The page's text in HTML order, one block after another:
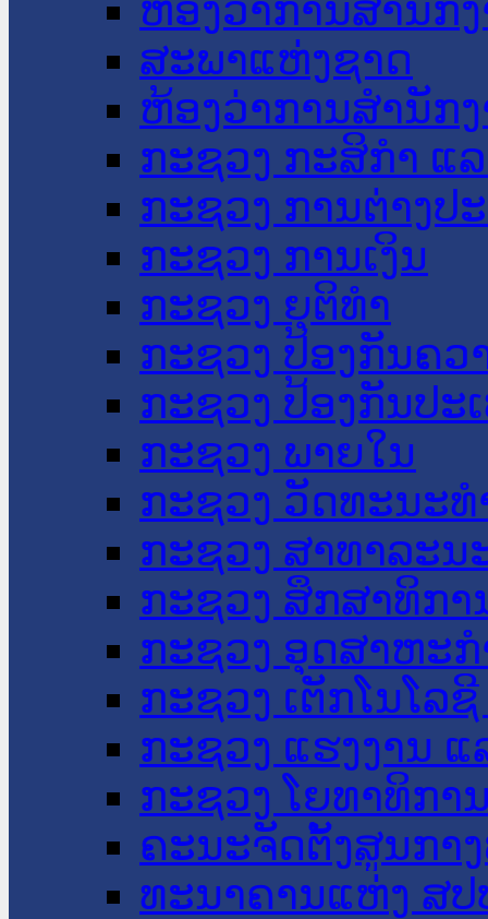
ຫ້ອງວ່າການສໍານັກ
ສະພາແຫ່ງຊາດ
ຫ້ອງວ່າການສຳນັກ
ກະຊວງ ກະສິກຳ ແ
ກະຊວງ ການຕ່າງປ
ກະຊວງ ການເງິນ
ກະຊວງ ຍຸຕິທໍາ
ກະຊວງ ປ້ອງກັນຄວ
ກະຊວງ ປ້ອງກັນປະ
ກະຊວງ ພາຍໃນ
ກະຊວງ ວັດທະນະ
ກະຊວງ ສາທາລະນ
ກະຊວງ ສຶກສາທິກາ
ກະຊວງ ອຸດສາຫະ
ກະຊວງ ເຕັກໂນໂລ
ກະຊວງ ແຮງງານ
ກະຊວງ ໂຍທາທິກາ
ຄະນະຈັດຕັ້ງສູນກາ
ທະນາຄານແຫ່ງ ສປ